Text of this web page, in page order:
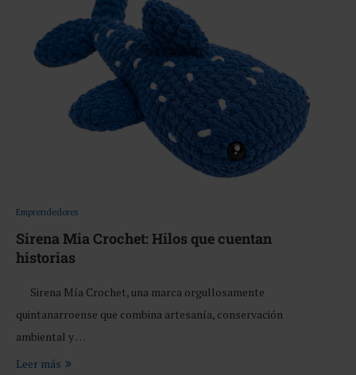
Emprendedores
Sirena Mia Crochet: Hilos que cuentan
historias
Sirena Mía Crochet, una marca orgullosamente
quintanarroense que combina artesanía, conservación
ambiental y …
Leer más